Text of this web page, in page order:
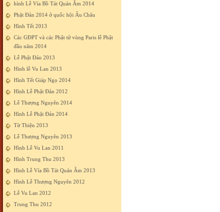
hình Lễ Vía Bồ Tát Quán Âm 2014
Phật Đản 2014 ở quốc hội Âu Châu
Hình Tết 2013
Các GĐPT và các Phật tử vùng Paris lễ Phật
đầu năm 2014
Lễ Phật Đản 2013
Hình lễ Vu Lan 2013
Hình Tết Giáp Ngọ 2014
Hình Lễ Phật Đản 2012
Lễ Thượng Nguyên 2014
Hình Lễ Phật Đản 2014
Từ Thiện 2013
Lễ Thượng Nguyên 2013
Hình Lễ Vu Lan 2011
Hình Trung Thu 2013
Hình Lễ Vía Bồ Tát Quán Âm 2013
Hình Lễ Thượng Nguyên 2012
Lễ Vu Lan 2012
Trung Thu 2012